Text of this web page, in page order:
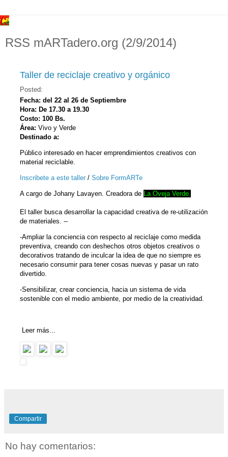
RSS mARTadero.org (2/9/2014)
Taller de reciclaje creativo y orgánico
Posted:
Fecha: del 22 al 26 de Septiembre
Hora: De 17.30 a 19.30
Costo: 100 Bs.
Área: Vivo y Verde
Destinado a:
Público interesado en hacer emprendimientos creativos con
material reciclable.
Inscribete a este taller / Sobre FormARTe
A cargo de Johany Lavayen. Creadora de La Oveja Verde
El taller busca desarrollar la capacidad creativa de re-utilización
de materiales. --
-Ampliar la conciencia con respecto al reciclaje como medida
preventiva, creando con deshechos otros objetos creativos o
decorativos tratando de inculcar la idea de que no siempre es
necesario consumir para tener cosas nuevas y pasar un rato
divertido.
-Sensibilizar, crear conciencia, hacia un sistema de vida
sostenible con el medio ambiente, por medio de la creatividad.
Leer más...
Compartir
No hay comentarios: